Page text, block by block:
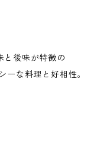
と後味が特徴の
ーな料理と好相性。